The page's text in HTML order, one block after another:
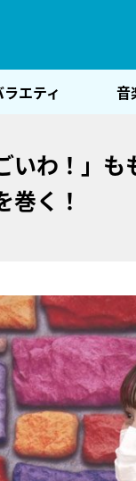
ラエティ 音
いわ！」
巻く！